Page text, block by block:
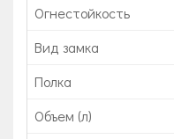
Огнестойкость
Вид замка
Полка
Объем (л)